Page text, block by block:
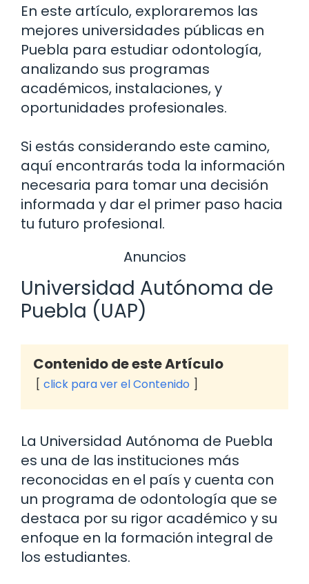
En este artículo, exploraremos las
mejores universidades públicas en
Puebla para estudiar odontología,
analizando sus programas
académicos, instalaciones, y
oportunidades profesionales.
Si estás considerando este camino,
aquí encontrarás toda la información
necesaria para tomar una decisión
informada y dar el primer paso hacia
tu futuro profesional.
Anuncios
Universidad Autónoma de
Puebla (UAP)
Contenido de este Artículo
click para ver el Contenido
La Universidad Autónoma de Puebla
es una de las instituciones más
reconocidas en el país y cuenta con
un programa de odontología que se
destaca por su rigor académico y su
enfoque en la formación integral de
los estudiantes.